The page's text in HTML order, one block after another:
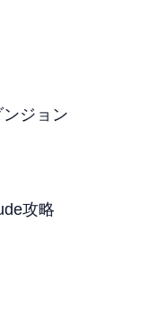
ジョン
攻略